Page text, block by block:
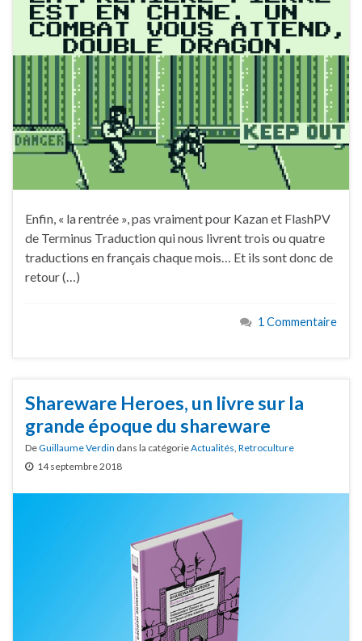
Enfin, « la rentrée », pas vraiment pour Kazan et FlashPV
de Terminus Traduction qui nous livrent trois ou quatre
traductions en français chaque mois… Et ils sont donc de
retour (…)
1 Commentaire
Shareware Heroes, un livre sur la
grande époque du shareware
DeGuillaume Verdin dans la catégorieActualités, Retroculture
14 septembre 2018